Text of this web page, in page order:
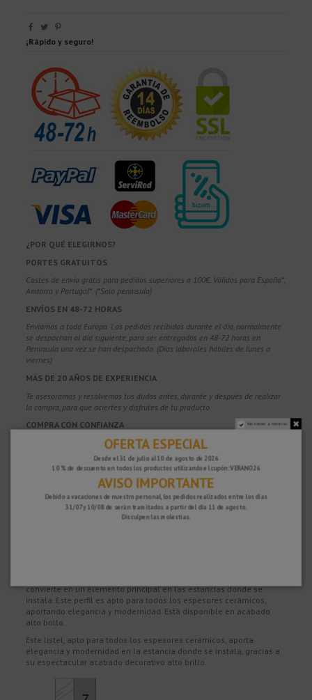
¡Rápido y seguro!
¿POR QUÉ ELEGIRNOS?
PORTES GRATUITOS
Costes de envío gratis para pedidos superiores a 100€. Válidos para España*,
Andorra y Portugal*. (*Solo península)
ENVÍOS EN 48-72 HORAS
Enviamos a toda Europa. Los pedidos recibidos durante el día, normalmente
se despachan al día siguiente, para ser entregados en 48-72 horas en
Península una vez se han despachado. (Días laborales hábiles de lunes a
viernes)
MÁS DE 20 AÑOS DE EXPERIENCIA
Te asesoramos y resolvemos tus dudas antes, durante y después de realizar
la compra, para que aciertes y disfrutes de tu producto.
COMPRA CON CONFIANZA
100% segura y con protección, puedes pagar con Tarjeta, Bizum,
GARANTÍA DE SATISFACCIÓN
Tienes 15 días para devolver tu compra si no estás del todo satisfecho y 2
años de garantía en todos nuestros productos.
convierte en un elemento principal en las estancias donde se
instala. Este perfil es apto para todos los espesores cerámicos,
aportando elegancia y modernidad. Está disponible en acabado
alto brillo.
Este listel, apto para todos los espesores cerámicos, aporta
elegancia y modernidad en la estancia donde se instala, gracias a
su espectacular acabado decorativo alto brillo.
No volver a mostrar.
OFERTA ESPECIAL
Desde el 31 de julio al 10 de agosto de 2026
10 % de descuento en todos los productos utilizando el cupón: VERANO26
AVISO IMPORTANTE
Debido a vacaciones de nuestro personal, los pedidos realizados entre los días
31/07 y 10/08 de serán tramitados a partir del día 11 de agosto.
Disculpen las molestias.